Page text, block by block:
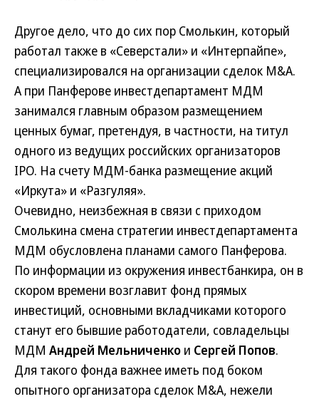
Другое дело, что до сих пор Смолькин, который
работал также в «Северстали» и «Интерпайпе»,
специализировался на организации сделок M&A.
А при Панферове инвестдепартамент МДМ
занимался главным образом размещением
ценных бумаг, претендуя, в частности, на титул
одного из ведущих российских организаторов
IPO. На счету МДМ-банка размещение акций
«Иркута» и «Разгуляя».
Очевидно, неизбежная в связи с приходом
Смолькина смена стратегии инвестдепартамента
МДМ обусловлена планами самого Панферова.
По информации из окружения инвестбанкира, он в
скором времени возглавит фонд прямых
инвестиций, основными вкладчиками которого
станут его бывшие работодатели, совладельцы
МДМ Андрей Мельниченко и Сергей Попов.
Для такого фонда важнее иметь под боком
опытного организатора сделок M&A, нежели